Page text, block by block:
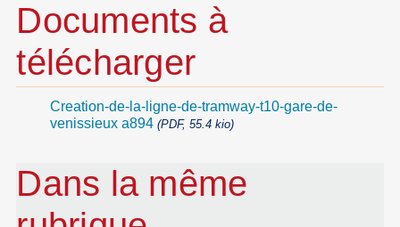
Documents à
télécharger
Creation-de-la-ligne-de-tramway-t10-gare-de-
venissieux a894 (PDF, 55.4 kio)
Dans la même